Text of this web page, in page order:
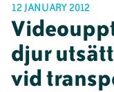
12 JANUARY 2012
djur
vid